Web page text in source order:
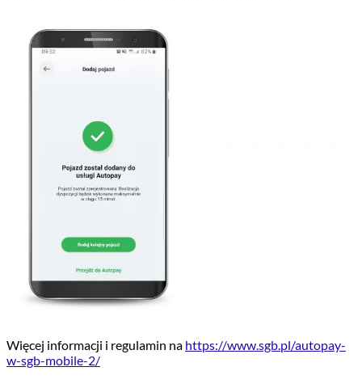
Więcej informacji i regulamin na https://www.sgb.pl/autopay-
w-sgb-mobile-2/